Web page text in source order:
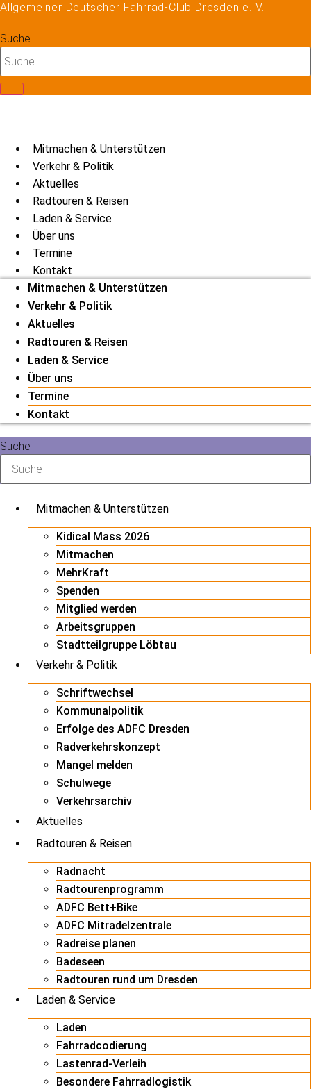
Zum
springen
Allgemeiner Deutscher Fahrrad-Club Dresden e. V.
Suche
Mitmachen & Unterstützen
Verkehr & Politik
Aktuelles
Radtouren & Reisen
Laden & Service
Über uns
Termine
Kontakt
Mitmachen & Unterstützen
Verkehr & Politik
Aktuelles
Radtouren & Reisen
Laden & Service
Über uns
Termine
Kontakt
Suche
Mitmachen & Unterstützen
Kidical Mass 2026
Mitmachen
MehrKraft
Spenden
Mitglied werden
Arbeitsgruppen
Stadtteilgruppe Löbtau
Verkehr & Politik
Schriftwechsel
Kommunalpolitik
Erfolge des ADFC Dresden
Radverkehrskonzept
Mangel melden
Schulwege
Verkehrsarchiv
Aktuelles
Radtouren & Reisen
Radnacht
Radtourenprogramm
ADFC Bett+Bike
ADFC Mitradelzentrale
Radreise planen
Badeseen
Radtouren rund um Dresden
Laden & Service
Laden
Fahrradcodierung
Lastenrad-Verleih
Besondere Fahrradlogistik